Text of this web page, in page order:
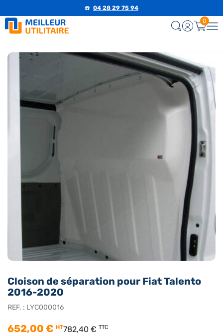
Cloison de séparation pour Fiat Talento
2016-2020
REF. : LYC000016
652,00 € HT782,40 € TTC
☎️ 04 28 29 75 94
0